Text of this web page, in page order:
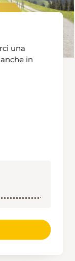
una
in